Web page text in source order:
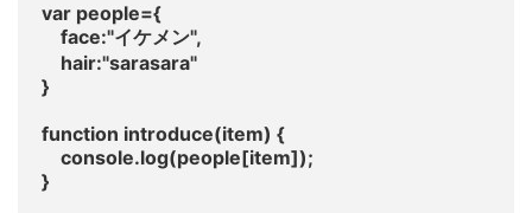
var people={
face:"イケメン",
hair:"sarasara"
}
function introduce(item) {
console.log(people[item]);
}